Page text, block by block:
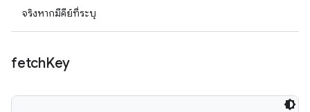
จริงหากมีคีย์ที่ระบุ
fetchKey